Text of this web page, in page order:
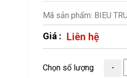
Mã sản phẩm: BIEU
Giá : Liên hệ
Chọn số lượng